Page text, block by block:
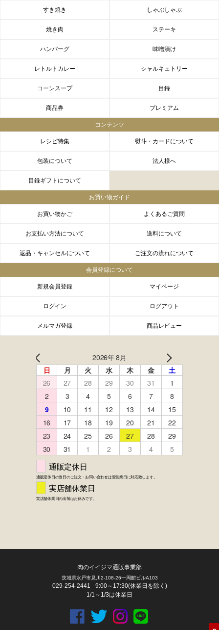
FACEBOOK instagram LINE
すき焼き しゃぶしゃぶ
焼き肉 ステーキ
ハンバーグ 味噌漬け
レトルトカレー シャルキュトリー
コーンスープ 目録
商品券 プレミアム
コンテンツ
レシピ特集 熨斗・カードについて
包装について 法人様へ
目録ギフトについて
お買い物ガイド
お買い物かご よくあるご質問
お支払い方法について 送料について
返品・キャンセルについて ご注文の流れについて
会員登録について
新規会員登録 マイページ
ログイン ログアウト
メルマガ登録 商品レビュー
肉のイイジマ通販事業部
茨城県水戸市見川2-108-26一周館ビルA103
029-254-2441
9:00～17:30(休業日を除く)
1/1～1/3は休業日